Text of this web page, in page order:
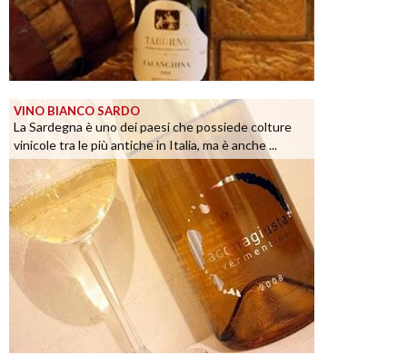
VINO BIANCO SARDO
La Sardegna è uno dei paesi che possiede colture
vinicole tra le più antiche in Italia, ma è anche ...